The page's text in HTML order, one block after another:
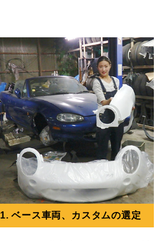
1. ベース車両、カスタムの選定